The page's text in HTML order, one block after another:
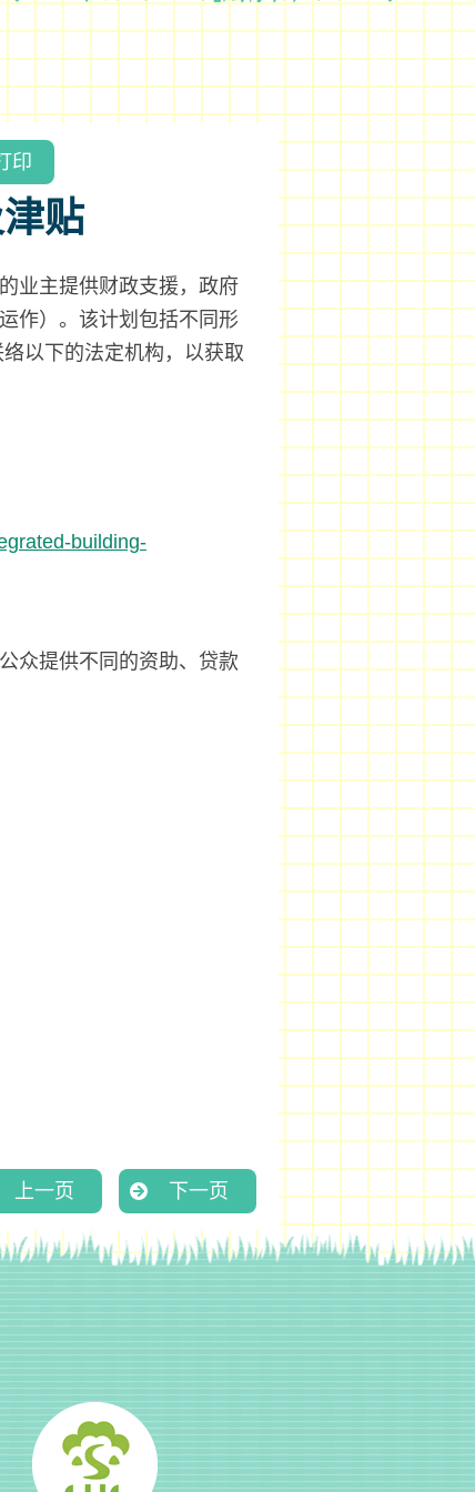
印
贴
业主提供财政支援，政府
作）。该计划包括不同形
以下的法定机构，以获取
building-
众提供不同的资助、贷款
上一页 下一页